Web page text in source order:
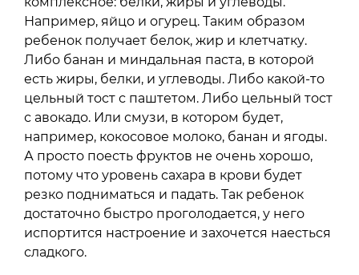
Например, яйцо и огурец. Таким образом
ребенок получает белок, жир и клетчатку.
Либо банан и миндальная паста, в которой
есть жиры, белки, и углеводы. Либо какой-то
цельный тост с паштетом. Либо цельный тост
с авокадо. Или смузи, в котором будет,
например, кокосовое молоко, банан и ягоды.
А просто поесть фруктов не очень хорошо,
потому что уровень сахара в крови будет
резко подниматься и падать. Так ребенок
достаточно быстро проголодается, у него
испортится настроение и захочется наесться
сладкого.